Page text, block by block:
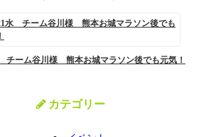
チーム谷川様 熊本お城マラソン後でも元気！
カテゴリー